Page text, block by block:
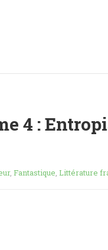
4 :
, Fantastique, Littérature